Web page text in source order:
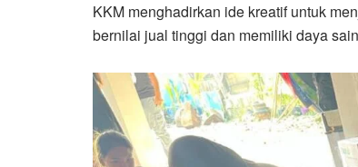
KKM menghadirkan ide kreatif untuk
bernilai jual tinggi dan memiliki daya